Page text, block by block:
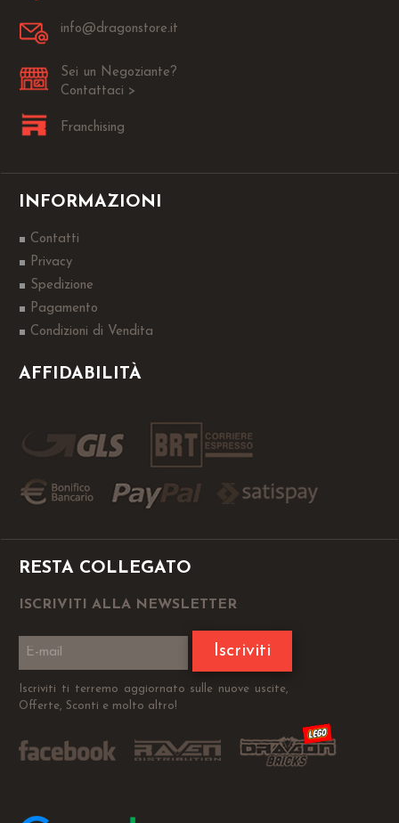
info@dragonstore.it
Sei un Negoziante?
Contattaci >
Franchising
INFORMAZIONI
Contatti
Privacy
Spedizione
Pagamento
Condizioni di Vendita
AFFIDABILITÀ
RESTA COLLEGATO
ISCRIVITI ALLA NEWSLETTER
Iscriviti
Iscriviti ti terremo aggiornato sulle nuove uscite,
Offerte, Sconti e molto altro!